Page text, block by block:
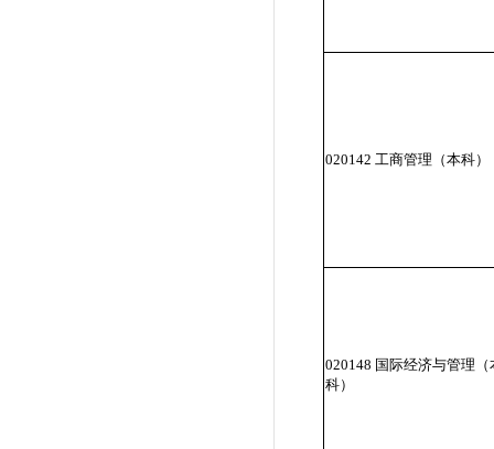
020142 工商管理（本科）
020148 国际经济与管理（
科）